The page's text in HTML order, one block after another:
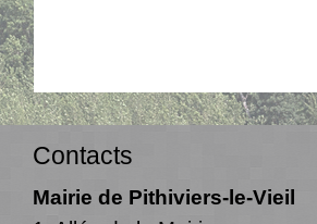
Contacts
Mairie de Pithiviers-le-Vieil